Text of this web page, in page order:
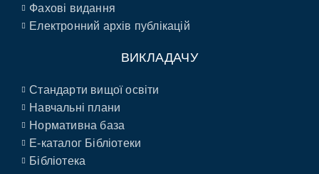
Фахові видання
Електронний архів публікацій
ВИКЛАДАЧУ
Стандарти вищої освіти
Навчальні плани
Нормативна база
E-каталог Бібліотеки
Бібліотека